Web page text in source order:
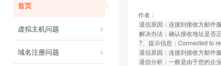
首页
虚拟主机问题
域名注册问题
作者：
退信原因：连接到接收方邮件
解决办法：确认接收地址是否
7、提示信息：Connected to
退信原因：连接到接收方邮件
退信分析：一般是由于您的企